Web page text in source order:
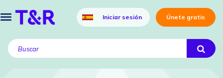
Iniciar sesión Únete gratis